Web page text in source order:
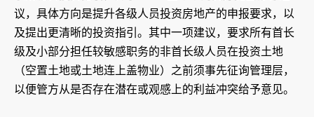
议，具体方向是提升各级人员投资房地产的申报要求，以
及提出更清晰的投资指引。其中一项建议，要求所有首长
级及小部分担任较敏感职务的非首长级人员在投资土地
（空置土地或土地连上盖物业）之前须事先征询管理层，
以便管方从是否存在潜在或观感上的利益冲突给予意见。